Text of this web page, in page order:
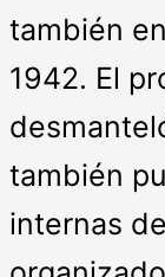
también
1942. El
también
internas